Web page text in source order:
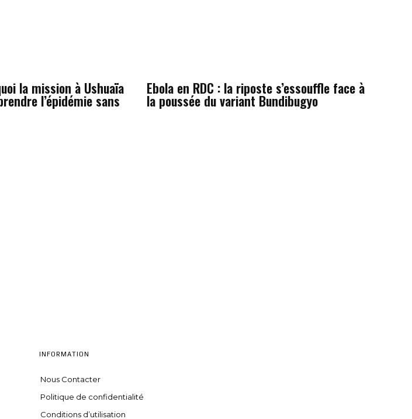
la mission à Ushuaïa
l’épidémie sans
Ebola en RDC : la riposte s’essouffle face à
la poussée du variant Bundibugyo
INFORMATION
Nous Contacter
Politique de confidentialité
Conditions d’utilisation